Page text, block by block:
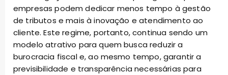
empresas podem dedicar menos tempo à gestão
de tributos e mais à inovação e atendimento ao
cliente. Este regime, portanto, continua sendo um
modelo atrativo para quem busca reduzir a
burocracia fiscal e, ao mesmo tempo, garantir a
previsibilidade e transparência necessárias para